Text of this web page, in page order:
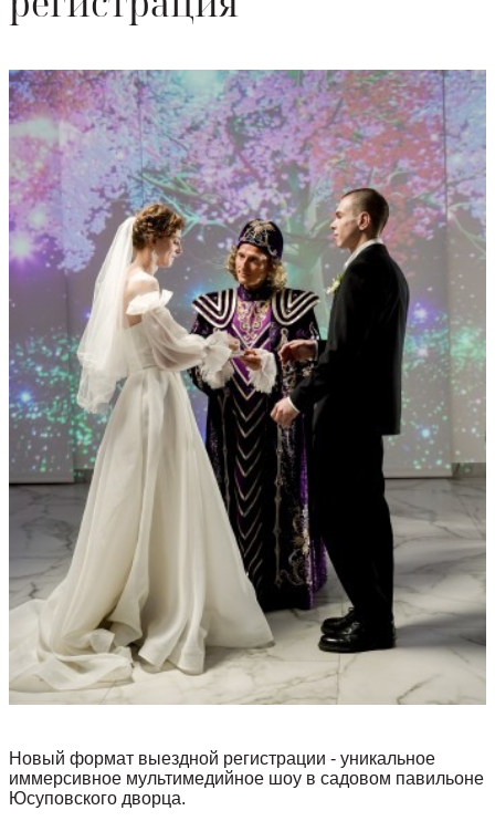
Новый формат выездной регистрации - уникальное
иммерсивное мультимедийное шоу в садовом павильоне
Юсуповского дворца.